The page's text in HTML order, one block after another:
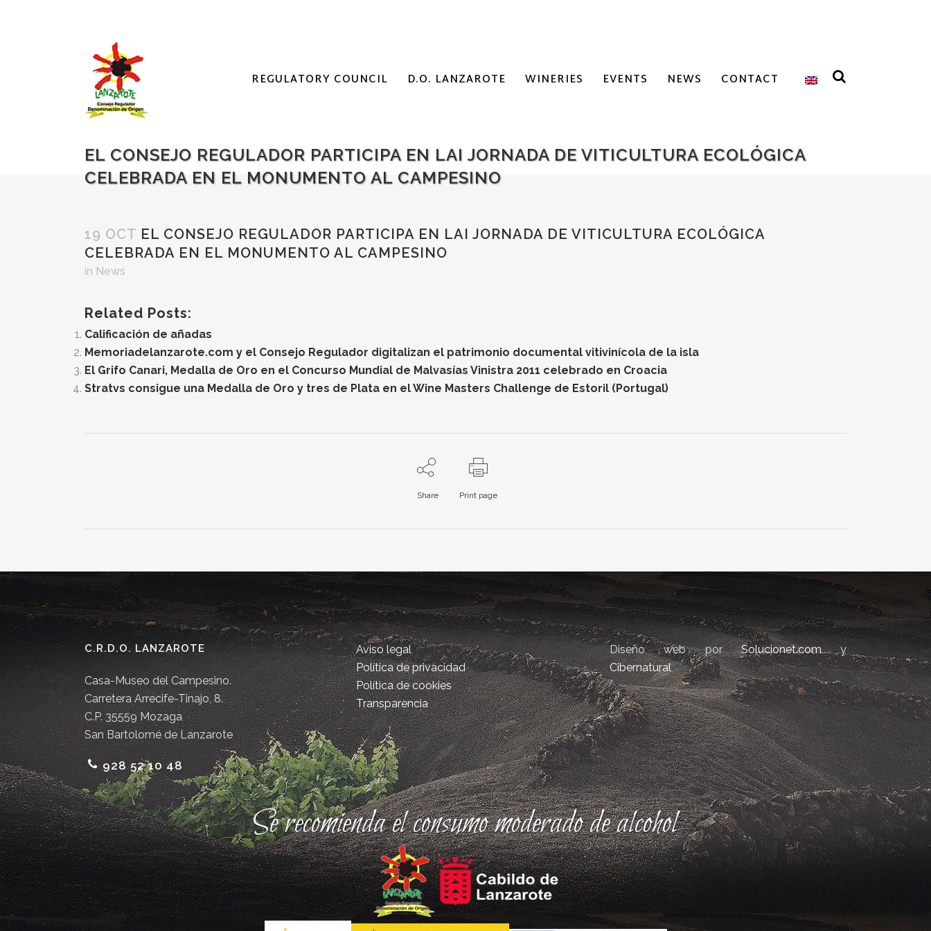
REGULATORY COUNCIL D.O. LANZAROTE WINERIES EVENTS NEWS CONTACT
EL CONSEJO REGULADOR PARTICIPA EN LAI JORNADA DE VITICULTURA ECOLÓGICA
CELEBRADA EN EL MONUMENTO AL CAMPESINO
19 OCT EL CONSEJO REGULADOR PARTICIPA EN LAI JORNADA DE VITICULTURA ECOLÓGICA
CELEBRADA EN EL MONUMENTO AL CAMPESINO
in News
Related Posts:
Calificación de añadas
Memoriadelanzarote.com y el Consejo Regulador digitalizan el patrimonio documental vitivinícola de la isla
El Grifo Canari, Medalla de Oro en el Concurso Mundial de Malvasías Vinistra 2011 celebrado en Croacia
Stratvs consigue una Medalla de Oro y tres de Plata en el Wine Masters Challenge de Estoril (Portugal)
Share Print page
C.R.D.O. LANZAROTE
Casa-Museo del Campesino.
Carretera Arrecife-Tinajo, 8.
C.P. 35559 Mozaga
San Bartolomé de Lanzarote
928 52 10 48
Aviso legal
Política de privacidad
Política de cookies
Transparencia
Diseño web porSolucionet.comy
Cibernatural
Se recomienda el consumo moderado de alcohol